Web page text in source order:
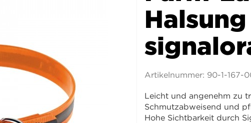
Artikelnummer: 90-1-167-
Leicht und angenehm zu
Schmutzabweisend und
Hohe Sichtbarkeit durch